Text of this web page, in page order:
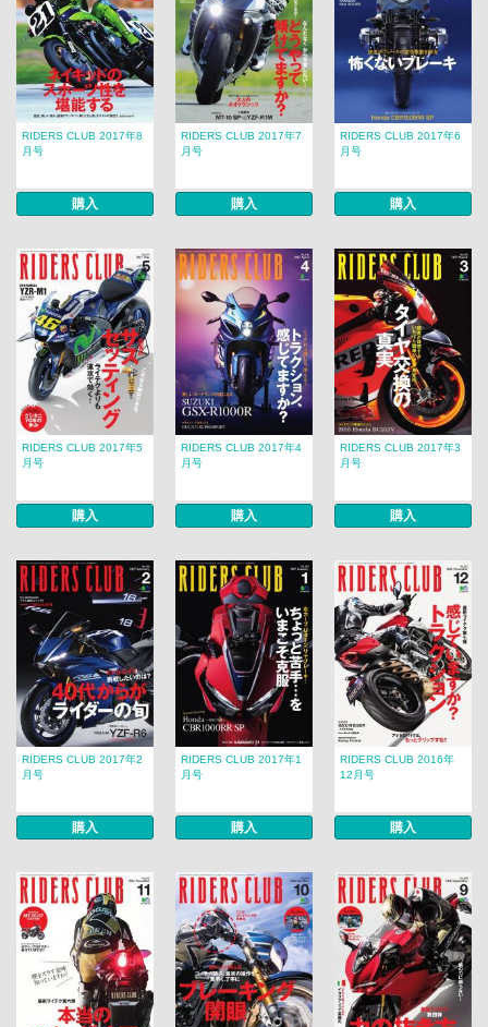
RIDERS CLUB 2017年8
月号
購入
RIDERS CLUB 2017年7
月号
購入
RIDERS CLUB 2017年6
月号
購入
RIDERS CLUB 2017年5
月号
購入
RIDERS CLUB 2017年4
月号
購入
RIDERS CLUB 2017年3
月号
購入
RIDERS CLUB 2017年2
月号
購入
RIDERS CLUB 2017年1
月号
購入
RIDERS CLUB 2016年
12月号
購入